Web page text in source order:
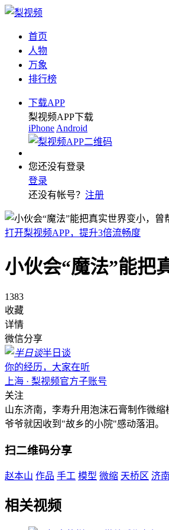
首页
人物
万象
排行榜
下载APP
梨视频APP下载
iPhone Android
您还没有登录
登录
还没有帐号？ 注册
打开梨视频APP，提升3倍流畅度
小伙会“魔法”能把
1383
收藏
详情
微信分享
半日谈
你的经历，大家在听
上海 · 梨视频官方子账号
关注
山东济南，李寿升用泡沫石膏制作微
爷爷就因收到"故乡的小院"感动落泪。
扫二维码分享
赵本山 作品 手工 模型 微缩 天桥区 济南
相关视频